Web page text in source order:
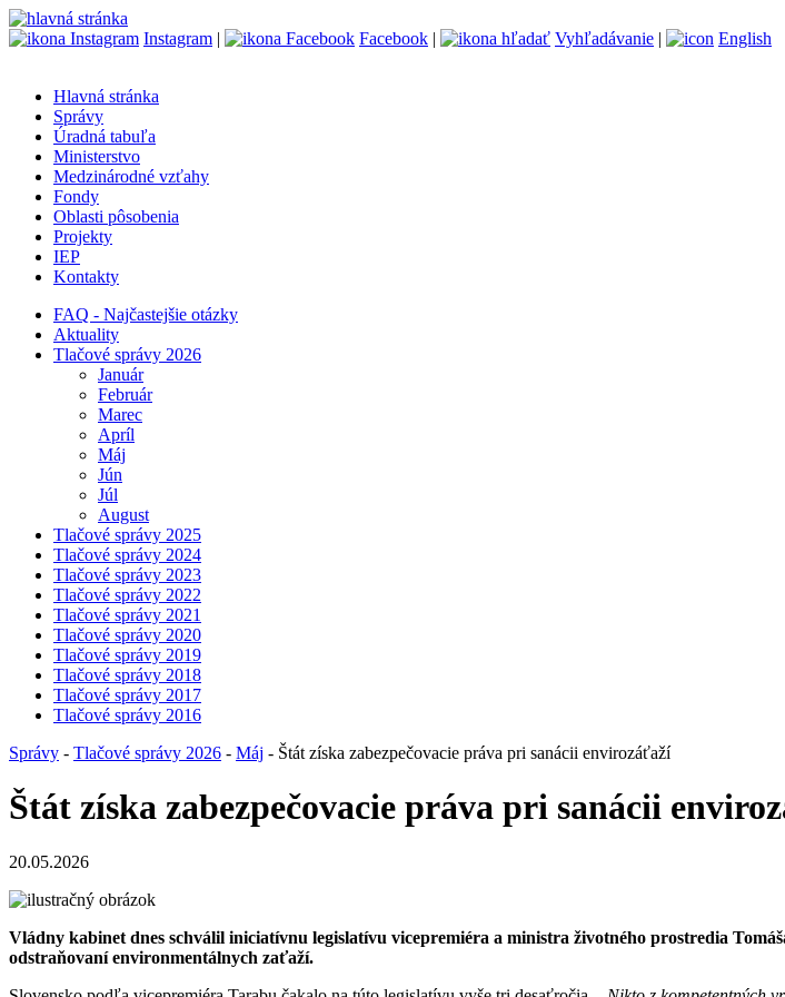
Instagram | Facebook | Vyhľadávanie | English
Hlavná stránka
Správy
Úradná tabuľa
Ministerstvo
Medzinárodné vzťahy
Fondy
Oblasti pôsobenia
Projekty
IEP
Kontakty
FAQ - Najčastejšie otázky
Aktuality
Tlačové správy 2026
Január
Február
Marec
Apríl
Máj
Jún
Júl
August
Tlačové správy 2025
Tlačové správy 2024
Tlačové správy 2023
Tlačové správy 2022
Tlačové správy 2021
Tlačové správy 2020
Tlačové správy 2019
Tlačové správy 2018
Tlačové správy 2017
Tlačové správy 2016
Správy - Tlačové správy 2026 - Máj - Štát získa zabezpečovacie práva pri sanácii envirozáťaží
Štát získa zabezpečovacie práva pri sanácii
20.05.2026
Vládny kabinet dnes schválil iniciatívnu legislatívu vicepremiéra a ministra životného prostredia
odstraňovaní environmentálnych zaťaží.